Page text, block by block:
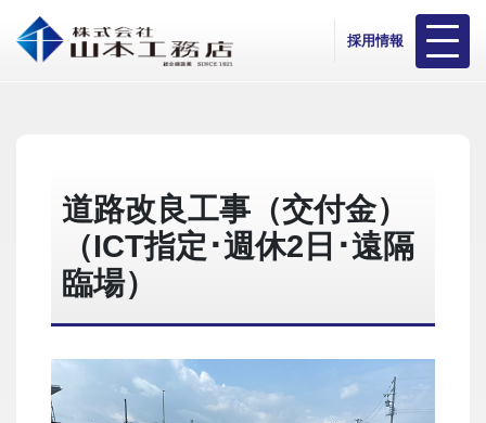
採用情報
道路改良工事（交付金）
（ICT指定･週休2日･遠隔
臨場）